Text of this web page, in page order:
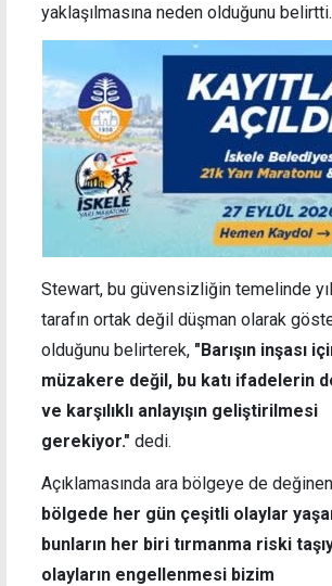
yaklaşılmasına neden olduğunu belirtti.
Stewart, bu güvensizliğin temelinde
tarafın ortak değil düşman olarak
olduğunu belirterek, "Barışın inşası
müzakere değil, bu katı ifadelerin
ve karşılıklı anlayışın geliştirilmesi
gerekiyor." dedi.
Açıklamasında ara bölgeye de
bölgede her gün çeşitli olaylar
bunların her biri tırmanma riski
olayların engellenmesi bizim